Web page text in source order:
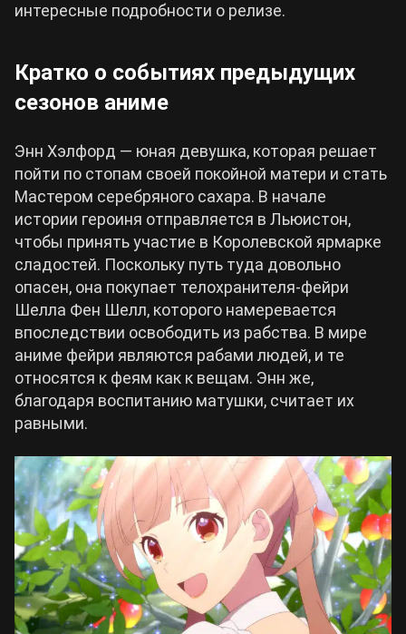
интересные подробности о релизе.
Кратко о событиях предыдущих
сезонов аниме
Энн Хэлфорд ― юная девушка, которая решает
пойти по стопам своей покойной матери и стать
Мастером серебряного сахара. В начале
истории героиня отправляется в Льюистон,
чтобы принять участие в Королевской ярмарке
сладостей. Поскольку путь туда довольно
опасен, она покупает телохранителя-фейри
Шелла Фен Шелл, которого намеревается
впоследствии освободить из рабства. В мире
аниме фейри являются рабами людей, и те
относятся к феям как к вещам. Энн же,
благодаря воспитанию матушки, считает их
равными.